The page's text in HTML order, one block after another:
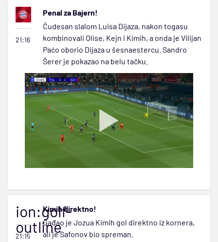
21:16
Penal za Bajern!
Čudesan slalom Luisa Dijaza, nakon togasu
kombinovali Olise, Kejn i Kimih, a onda je Vilijan
Paćo oborio Dijaza u šesnaestercu. Sandro
Šerer je pokazao na belu tačku.
ion:golf-
outline
21:15
Kimih direktno!
Gađao je Jozua Kimih gol direktno iz kornera,
ali je Safonov bio spreman.